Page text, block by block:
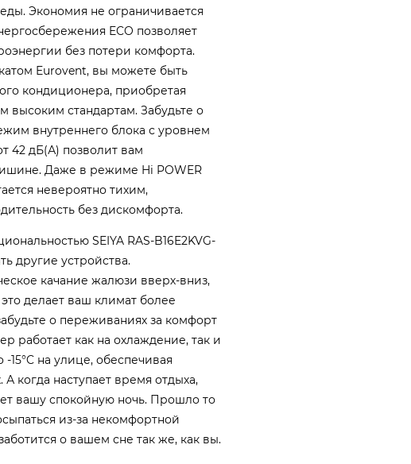
Экономия не ограничивается
ECO позволяет
без потери комфорта.
Eurovent, вы можете быть
кондиционера, приобретая
высоким стандартам. Забудьте о
внутреннего блока с уровнем
42 дБ(А) позволит вам
Даже в режиме Hi POWER
невероятно тихим,
без дискомфорта.
SEIYA RAS-B16E2KVG-
другие устройства.
качание жалюзи вверх-вниз,
делает ваш климат более
о переживаниях за комфорт
работает как на охлаждение, так и
на улице, обеспечивая
когда наступает время отдыха,
вашу спокойную ночь. Прошло то
из-за некомфортной
о вашем сне так же, как вы.